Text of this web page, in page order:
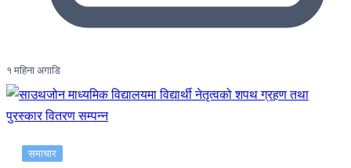
१ महिना अगाडि
समाचार